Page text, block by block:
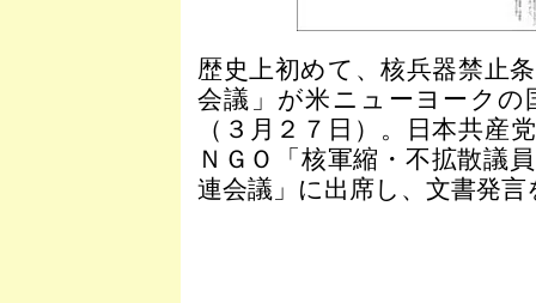
歴史上初めて、核兵器禁止
会議」が米ニューヨーク
（３月２７日）。日本共産
ＮＧＯ「核軍縮・不拡散議
連会議」に出席し、文書発